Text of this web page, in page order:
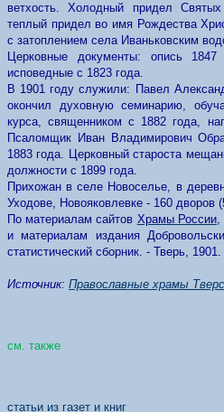
ветхость. Холодный придел
теплый придел во имя Рождества
с затоплением села Иваньковским
Церковные документы: опись
исповедные с 1823 года.
В 1901 году служили: Павел
окончил духовную семинарию,
курса, священником с 1882 года,
Псаломщик Иван Владимирович
1883 года. Церковный староста
должности с 1899 года.
Прихожан в селе Новоселье, в
Уходове, Новояковлевке - 160
По материалам сайтов Храмы России,
и материалам издания
статистический сборник. - Тверь, 1901.
Источник: Православные храмы
см. также
статьи из газет и книг